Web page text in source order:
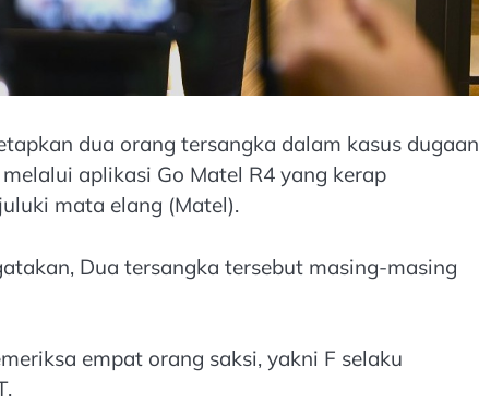
dua orang tersangka dalam kasus dugaan
aplikasi Go Matel R4 yang kerap
mata elang (Matel).
Dua tersangka tersebut masing-masing
empat orang saksi, yakni F selaku